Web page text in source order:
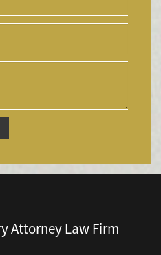
Attorney Law Firm